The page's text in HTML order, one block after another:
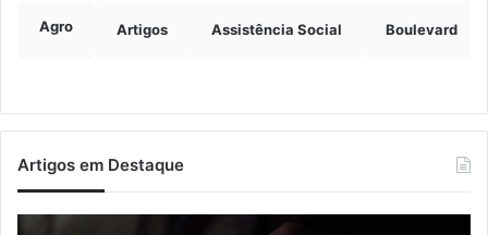
Agro Artigos Assistência Social Boulevard
Artigos em Destaque